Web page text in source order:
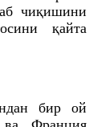
чиқишини
қайта
бир ой